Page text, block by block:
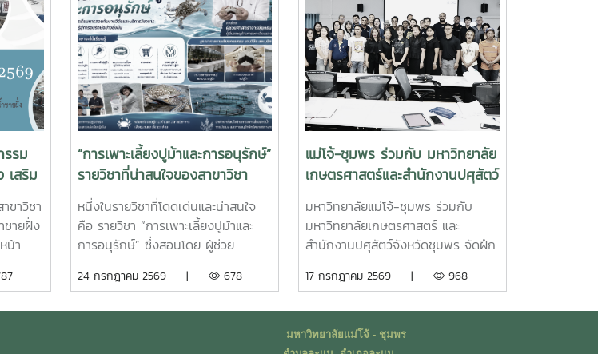
รม
เสริม
าร
ขาวิชา
ชายฝั่ง
น้า
การ
“การเพาะเลี้ยงปูม้าและการอนุรักษ์”
รายวิชาที่น่าสนใจของสาขาวิชา
นวัตกรรมการเพาะเลี้ยงสัตว์น้ำ
ชายฝั่ง
หนึ่งในรายวิชาที่โดดเด่นและน่าสนใจ
คือ รายวิชา “การเพาะเลี้ยงปูม้าและ
การอนุรักษ์” ซึ่งสอนโดย ผู้ช่วย
บูรณาการการเรียนการสอนเข้ากับงาน
24 กรกฎาคม 2569 | 678
แม่โจ้-ชุมพร ร่วมกับ มหาวิทยาลัย
เกษตรศาสตร์และสำนักงานปศุสัตว์
จังหวัดชุมพร จัดอบรม GAP
ฟาร์มผึ้งชันโรง ยกระดับมาตรฐาน
การเลี้ยงสู่การพัฒนาเศรษฐกิจ
ชุมชนอย่างยั่งยืน
มหาวิทยาลัยแม่โจ้-ชุมพร ร่วมกับ
มหาวิทยาลัยเกษตรศาสตร์ และ
สำนักงานปศุสัตว์จังหวัดชุมพร จัดฝึก
สำหรับฟาร์มผึ้งชันโรง (Good
9 กรกฎาคม พ.ศ. 2569 ณ ห้อง
17 กรกฎาคม 2569 | 968
มหาวิทยาลัยแม่โจ้ - ชุมพร